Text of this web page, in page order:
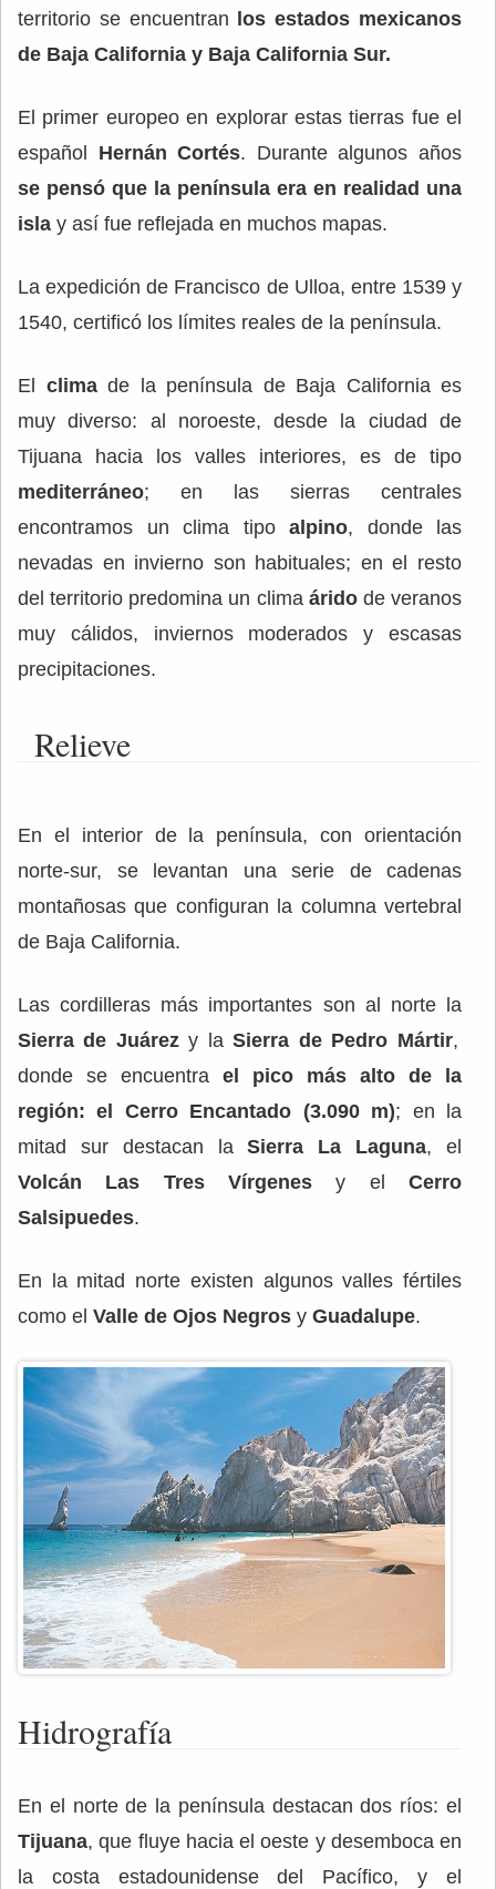
territorio se encuentran los estados mexicanos
de Baja California y Baja California Sur.
El primer europeo en explorar estas tierras fue el
español Hernán Cortés. Durante algunos años
se pensó que la península era en realidad una
isla y así fue reflejada en muchos mapas.
La expedición de Francisco de Ulloa, entre 1539 y
1540, certificó los límites reales de la península.
El climade la península de Baja California es
muy diverso: al noroeste, desde la ciudad de
Tijuana hacia los valles interiores, es de tipo
mediterráneo; en las sierras centrales
encontramos un clima tipo alpino, donde las
nevadas en invierno son habituales; en el resto
del territorio predomina un clima áridode veranos
muy cálidos, inviernos moderados y escasas
precipitaciones.
Relieve
En el interior de la península, con orientación
norte-sur, se levantan una serie de cadenas
montañosas que configuran la columna vertebral
de Baja California.
Las cordilleras más importantes son al norte la
Sierra de Juárezy laSierra de Pedro Mártir,
donde se encuentra el pico más alto de la
región: el Cerro Encantado (3.090 m); en la
mitad sur destacan la Sierra La Laguna, el
Volcán Las Tres Vírgenes y el Cerro
Salsipuedes.
En la mitad norte existen algunos valles fértiles
como el Valle de Ojos Negros y Guadalupe.
Hidrografía
En el norte de la península destacan dos ríos: el
Tijuana, que fluye hacia el oeste y desemboca en
la costa estadounidense del Pacífico, y el